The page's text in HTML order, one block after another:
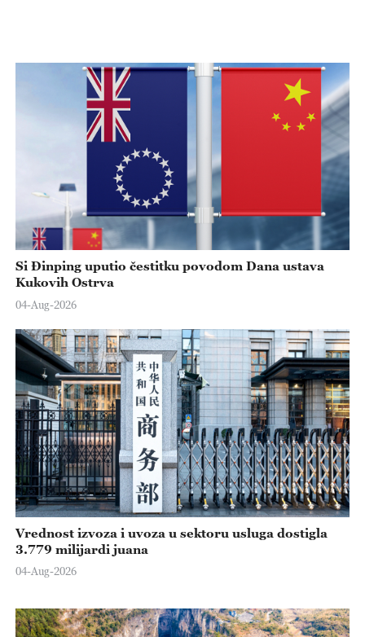
Si Đinping uputio čestitku povodom Dana ustava
Kukovih Ostrva
04-Aug-2026
Vrednost izvoza i uvoza u sektoru usluga dostigla
3.779 milijardi juana
04-Aug-2026